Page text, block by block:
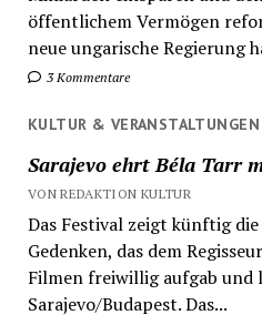
öffentlichem Vermögen
neue ungarische Regierung
3 Kommentare
KULTUR & VERANSTALTUNGEN
Sarajevo ehrt Béla Tarr
VON REDAKTION KULTUR
Das Festival zeigt künftig
Gedenken, das dem
Filmen freiwillig aufgab und
Sarajevo/Budapest. Das...